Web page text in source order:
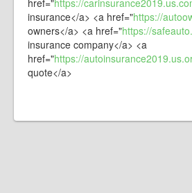
href="https://
insurance</a> <a href="https://
owners</a> <a href="https://
insurance company</a> <a
href="https://
quote</a>